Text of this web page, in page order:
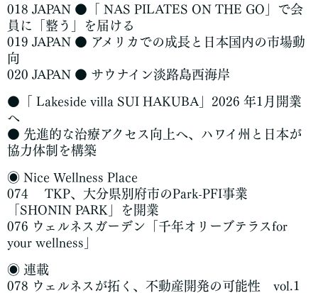
018 JAPAN ●「 NAS PILATES ON THE GO」で会
員に「整う」を届ける
019 JAPAN ● アメリカでの成長と日本国内の市場動
向
020 JAPAN ● サウナイン淡路島西海岸
●「 Lakeside villa SUI HAKUBA」2026 年1月開業
へ
● 先進的な治療アクセス向上へ、ハワイ州と日本が
協力体制を構築
◉ Nice Wellness Place
074 TKP、大分県別府市のPark-PFI事業
「SHONIN PARK」を開業
076 ウェルネスガーデン「千年オリーブテラスfor
your wellness」
◉ 連載
078 ウェルネスが拓く、不動産開発の可能性 vol.1